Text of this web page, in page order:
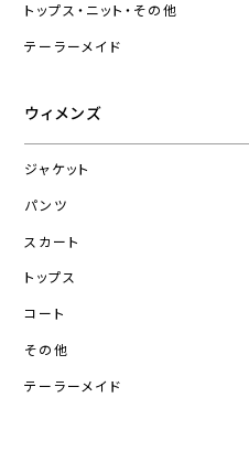
トップス・ニット・その他
テーラーメイド
ウィメンズ
ジャケット
パンツ
スカート
トップス
コート
その他
テーラーメイド